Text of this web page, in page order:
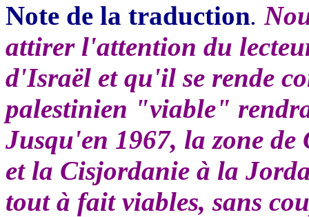
Note de la traduction.
attirer l'attention du
d'Israël et qu'il se rende
palestinien "viable"
Jusqu'en 1967, la zone
et la Cisjordanie à la
tout à fait viables, sans